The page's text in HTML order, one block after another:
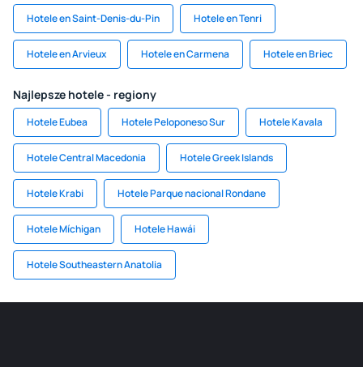
Hotele en Saint-Denis-du-Pin Hotele en Tenri
Hotele en Arvieux Hotele en Carmena Hotele en Briec
Najlepsze hotele - regiony
Hotele Eubea Hotele Peloponeso Sur Hotele Kavala
Hotele Central Macedonia Hotele Greek Islands
Hotele Krabi Hotele Parque nacional Rondane
Hotele Míchigan Hotele Hawái
Hotele Southeastern Anatolia